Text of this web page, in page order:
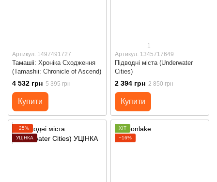
Артикул: 1497491727
Тамашіі: Хроніка Сходження
(Tamashii: Chronicle of Ascend)
4 532 грн 5 395 грн
Купити
1
Артикул: 1345717649
Підводні міста (Underwater
Cities)
2 394 грн 2 850 грн
Купити
−25%
УЦІНКА
ХІТ
−16%